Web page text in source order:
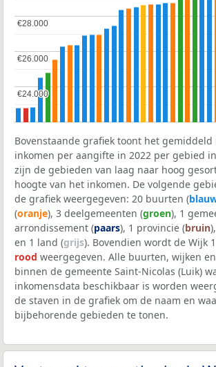
€24.000
€24.000
€26.000
€26.000
€28.000
€28.000
Bovenstaande grafiek toont het
inkomen per aangifte in 2022 per gebied
zijn de gebieden van laag naar hoog
hoogte van het inkomen. De volgende
de grafiek weergegeven: 20 buurten (
(oranje), 3 deelgemeenten (groen), 1
arrondissement (paars), 1 provincie (bruin
en 1 land (grijs). Bovendien wordt de Wijk
rood weergegeven. Alle buurten, wijken
binnen de gemeente Saint-Nicolas (Luik)
inkomensdata beschikbaar is worden
de staven in de grafiek om de naam en
bijbehorende gebieden te tonen.